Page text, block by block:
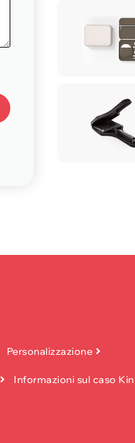
Personalizzazione
Informazioni sul caso